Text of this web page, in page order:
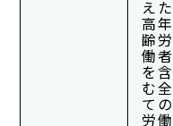
えた
高年
齢労
働者
を含
む全
ての
労働